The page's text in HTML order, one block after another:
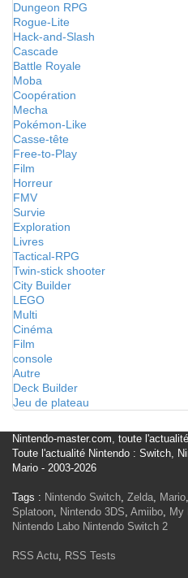
Dungeon RPG
Rogue-Lite
Hack-and-Slash
Cascade
Battle Royale
Moba
Coopération
Mecha
Pokémon-Like
Casse-tête
Free-to-Play
Film
Horreur
FMV
Survie
Exploration
Livres
Tactical-RPG
Twin-stick shooter
City Builder
LEGO
Multi
Cinéma
Film
console
Autre
Deck Builder
Jeu de plateau
Nintendo-master.com, toute
Toute l'actualité Nintendo : Switch,
Mario - 2003-2026
Tags : Nintendo Switch, Zelda, Mario,
Splatoon, Nintendo 3DS, Amiibo, My
Nintendo Labo Nintendo Switch 2
RSS Actu, RSS Tests